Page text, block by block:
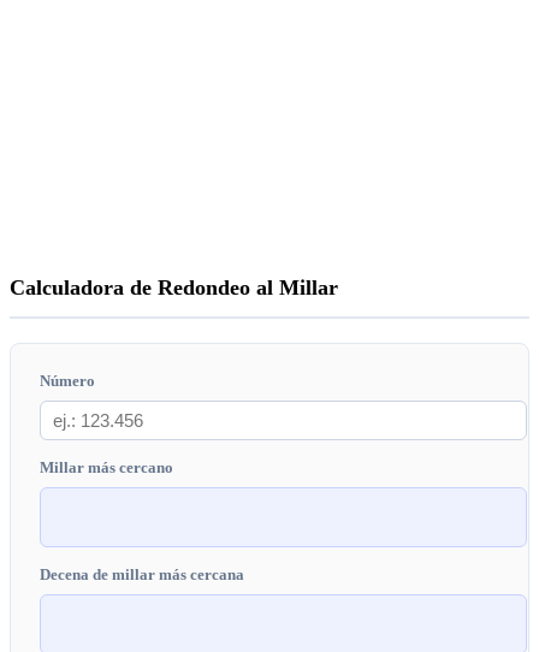
Calculadora de Redondeo al Millar
Número
Millar más cercano
Decena de millar más cercana